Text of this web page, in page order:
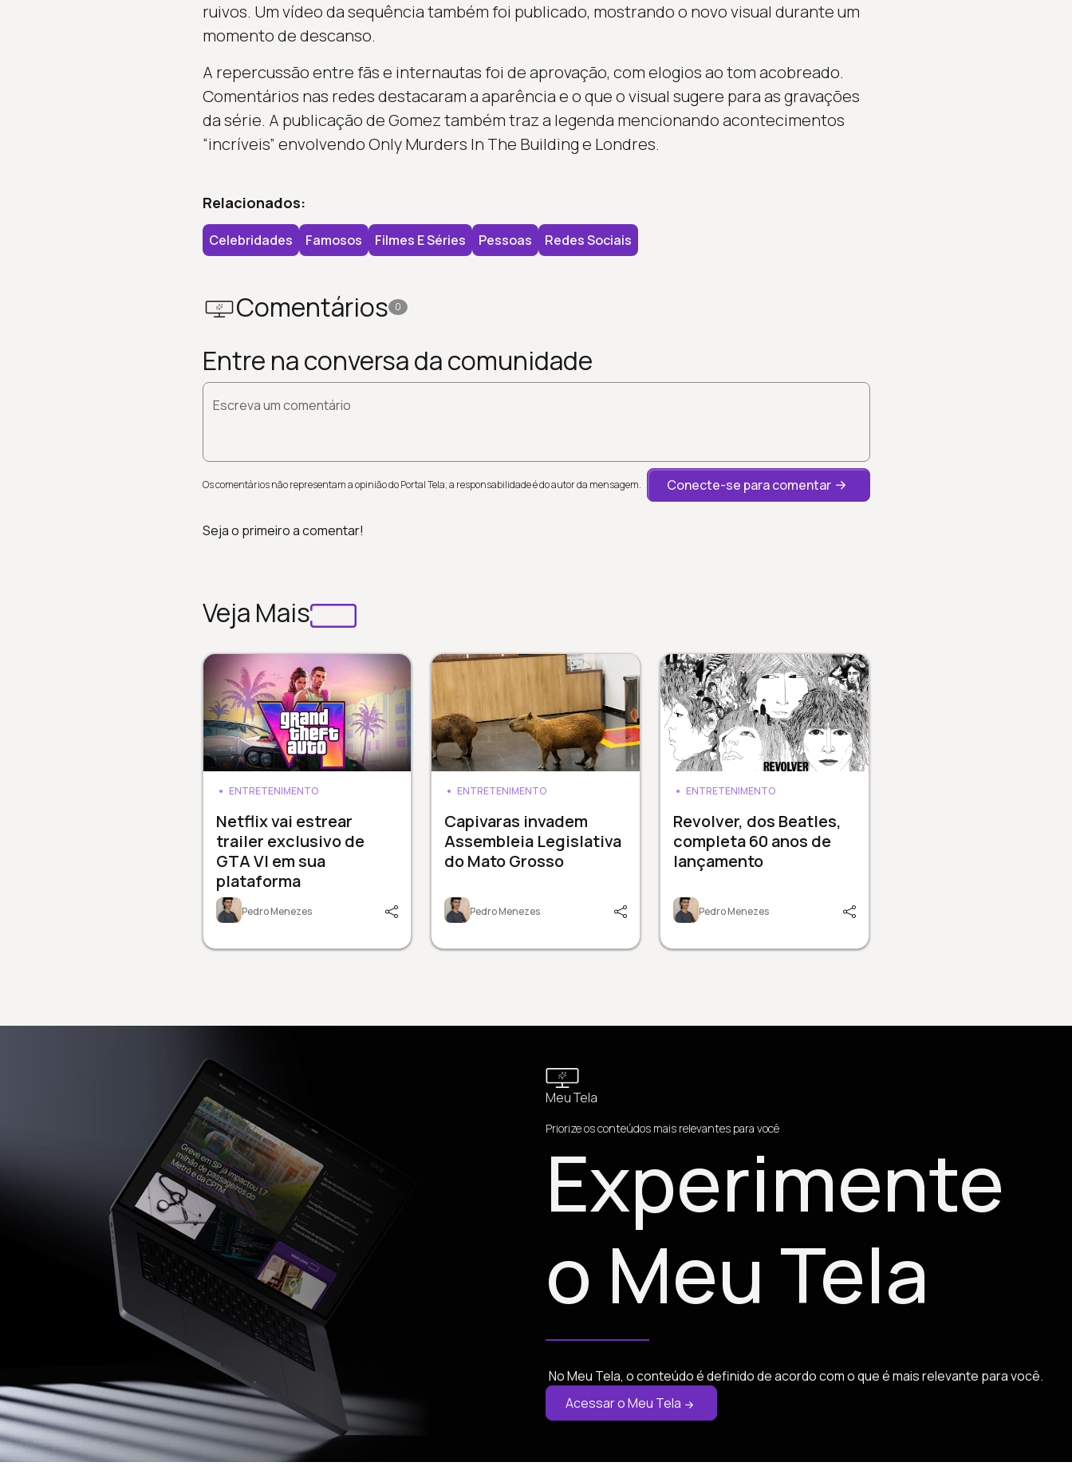
ruivos. Um vídeo da sequência também foi publicado, mostrando o novo visual durante um
momento de descanso.
A repercussão entre fãs e internautas foi de aprovação, com elogios ao tom acobreado.
Comentários nas redes destacaram a aparência e o que o visual sugere para as gravações
da série. A publicação de Gomez também traz a legenda mencionando acontecimentos
“incríveis” envolvendo Only Murders In The Building e Londres.
Relacionados:
Celebridades Famosos Filmes E Séries Pessoas Redes Sociais
Comentários 0
Entre na conversa da comunidade
Escreva um comentário
Os comentários não representam a opinião do Portal Tela; a responsabilidade é do autor da mensagem. Conecte-se para comentar
Seja o primeiro a comentar!
Veja Mais
ENTRETENIMENTO
Netflix vai estrear
trailer exclusivo de
GTA VI em sua
plataforma
Pedro Menezes
ENTRETENIMENTO
Capivaras invadem
Assembleia Legislativa
do Mato Grosso
Pedro Menezes
ENTRETENIMENTO
Revolver, dos Beatles,
completa 60 anos de
lançamento
Pedro Menezes
Meu Tela
Priorize os conteúdos mais relevantes para você
Experimente
o Meu Tela
No Meu Tela, o conteúdo é definido de acordo com o que é mais relevante para você.
Acessar o Meu Tela